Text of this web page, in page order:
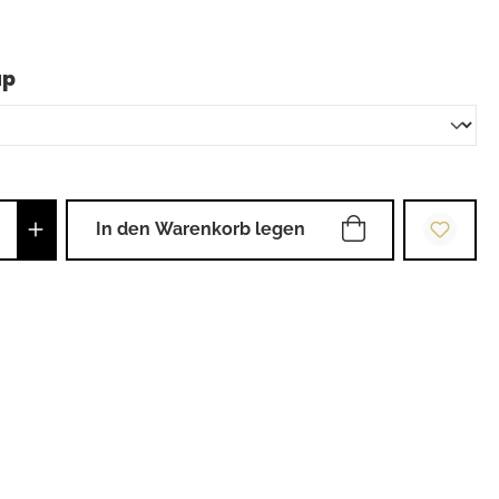
auswählen
Anzahl: Gib den gewünschten Wert
In den Warenkorb legen